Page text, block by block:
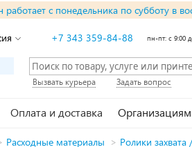
с понедельника по субботу в
+7 343 359-84-88 пн-пт: с 9:00
Вызвать курьера Задать вопрос
Оплата и доставка Организациям
Расходные материалы > Ролики